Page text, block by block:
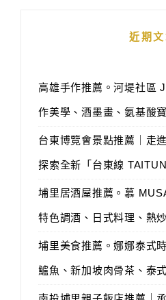
近期文
高雄手作推薦。河堤社區
作美學、酒墨畫、氨基酸
台東博覽會景點推薦｜走
探索全新「台東線
埔里居酒屋推薦。慕
特色調酒、日式料理、熱
埔里美食推薦。娜娜泰式
鱸魚、新加坡肉骨茶、泰